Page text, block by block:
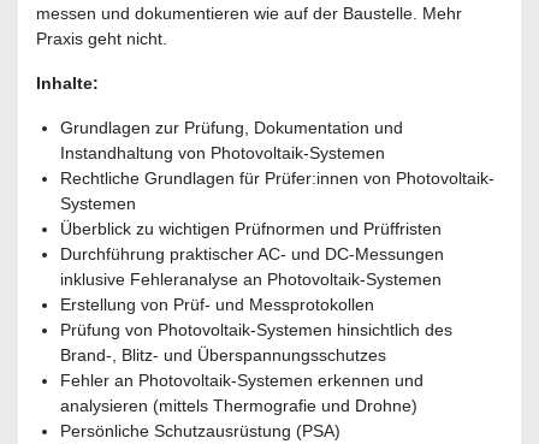
messen und dokumentieren wie auf der Baustelle. Mehr
Praxis geht nicht.
Inhalte:
Grundlagen zur Prüfung, Dokumentation und
Instandhaltung von Photovoltaik-Systemen
Rechtliche Grundlagen für Prüfer:innen von Photovoltaik-
Systemen
Überblick zu wichtigen Prüfnormen und Prüffristen
Durchführung praktischer AC- und DC-Messungen
inklusive Fehleranalyse an Photovoltaik-Systemen
Erstellung von Prüf- und Messprotokollen
Prüfung von Photovoltaik-Systemen hinsichtlich des
Brand-, Blitz- und Überspannungsschutzes
Fehler an Photovoltaik-Systemen erkennen und
analysieren (mittels Thermografie und Drohne)
Persönliche Schutzausrüstung (PSA)